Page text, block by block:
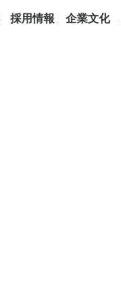
採用情報 企業文化